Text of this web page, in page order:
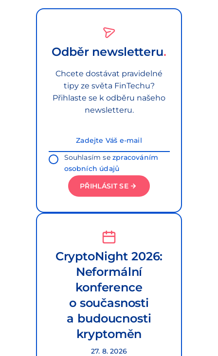
Odběr newsletteru
Chcete dostávat pravidelné
tipy ze světa FinTechu?
Přihlaste se k odběru našeho
newsletteru.
Souhlasím sezpracováním
osobních údajů
PŘIHLÁSIT SE
CryptoNight 2026:
Neformální
konference
o současnosti
a budoucnosti
kryptoměn
27. 8. 2026